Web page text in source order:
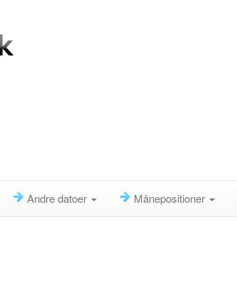
Andre datoer Månepositioner